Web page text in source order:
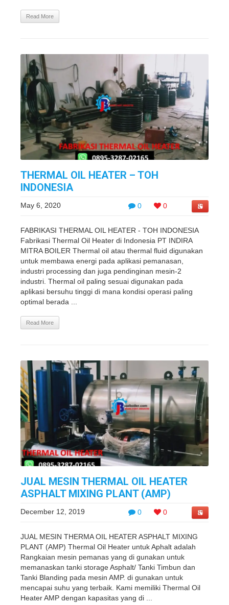
Read More
THERMAL OIL HEATER – TOH
INDONESIA
0 0
May 6, 2020
FABRIKASI THERMAL OIL HEATER - TOH INDONESIA
Fabrikasi Thermal Oil Heater di Indonesia PT INDIRA
MITRA BOILER Thermal oil atau thermal fluid digunakan
untuk membawa energi pada aplikasi pemanasan,
industri processing dan juga pendinginan mesin-2
industri. Thermal oil paling sesuai digunakan pada
aplikasi bersuhu tinggi di mana kondisi operasi paling
optimal berada ...
Read More
JUAL MESIN THERMAL OIL HEATER
ASPHALT MIXING PLANT (AMP)
0 0
December 12, 2019
JUAL MESIN THERMA OIL HEATER ASPHALT MIXING
PLANT (AMP) Thermal Oil Heater untuk Aphalt adalah
Rangkaian mesin pemanas yang di gunakan untuk
memanaskan tanki storage Asphalt/ Tanki Timbun dan
Tanki Blanding pada mesin AMP. di gunakan untuk
mencapai suhu yang terbaik. Kami memiliki Thermal Oil
Heater AMP dengan kapasitas yang di ...